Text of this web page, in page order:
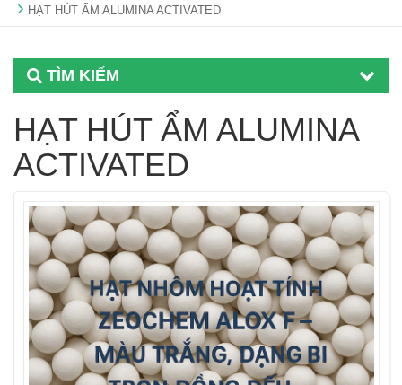
HẠT HÚT ẨM ALUMINA ACTIVATED
TÌM KIẾM
HẠT HÚT ẨM ALUMINA
ACTIVATED